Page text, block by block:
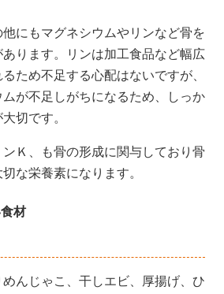
にもマグネシウムやリンなど骨を
ります。リンは加工食品など幅広
ため不足する心配はないですが、
が不足しがちになるため、しっか
切です。
Ｋ、も骨の形成に関与しており骨
な栄養素になります。
材
んじゃこ、干しエビ、厚揚げ、ひ